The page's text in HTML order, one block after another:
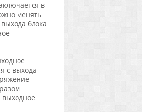
в
менять
блока
с выхода